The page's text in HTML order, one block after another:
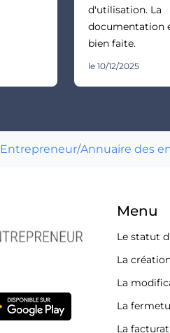
d'utilisation. La
documentation
bien faite.
le 10/12/2025
/Annuaire des
Menu
Le statut
La
La
La
La